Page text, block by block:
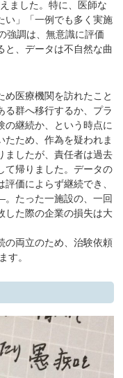
ました。特に、医師な
い」「一例でも多く実施
強調は、無意識に評価
と、データは不自然な曲
め医療機関を訪れたこと
る群へ移行するか、プラ
の継続か、という時点に
たため、作為を疑われま
ましたが、責任者は過去
て帰りました。データの
価によらず継続でき、
たった一施設の、一回
した際の企業の損失は大
の両立のため、治験依頼
す。